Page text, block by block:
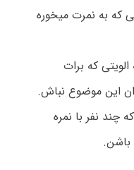
که به نمرت میخوره
که برات
این موضوع نباش.
چند نفر با نمره
باشن.